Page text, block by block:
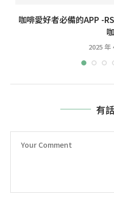
咖啡愛好者必備的APP -
2025 年
有